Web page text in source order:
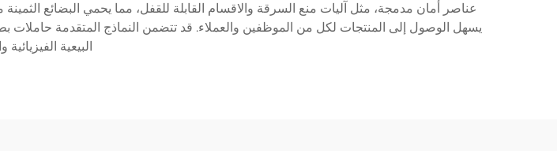
عناصر أمان مدمجة، مثل آليات منع السرقة والاقسام القابلة للقفل، مما يحمي البضائع
البيعية الفيزيائية